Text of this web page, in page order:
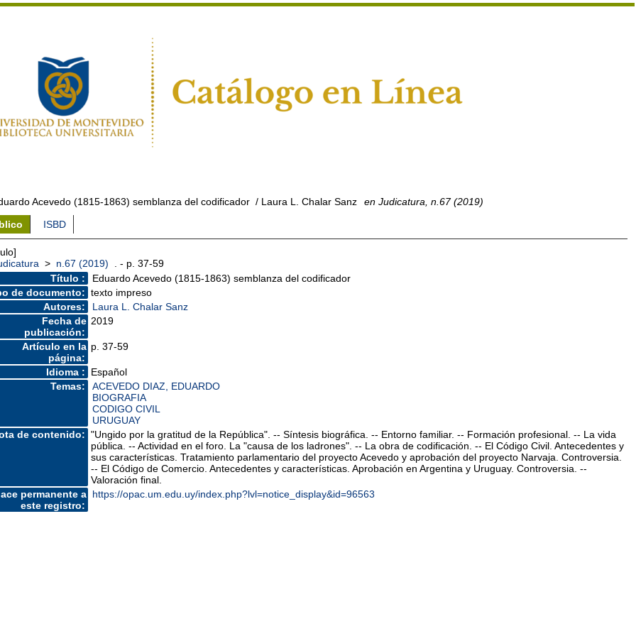
Acevedo (1815-1863) semblanza del codificador / Laura L. Chalar Sanz
en Judicatura, n.67 (2019)
ISBD
> n.67 (2019)
. - p. 37-59
Título :
Eduardo Acevedo (1815-1863) semblanza del codificador
de documento: texto impreso
Autores:
Laura L. Chalar Sanz
Fecha de
publicación:
2019
Artículo en la
página:
p. 37-59
Idioma :
Español
Temas:
ACEVEDO DIAZ, EDUARDO
BIOGRAFIA
CODIGO CIVIL
URUGUAY
de contenido: "Ungido por la gratitud de la República". -- Síntesis biográfica. -- Entorno familiar. -- Formación profesional. -- La vida
pública. -- Actividad en el foro. La "causa de los ladrones". -- La obra de codificación. -- El Código Civil. Antecedentes y
sus características. Tratamiento parlamentario del proyecto Acevedo y aprobación del proyecto Narvaja. Controversia.
-- El Código de Comercio. Antecedentes y características. Aprobación en Argentina y Uruguay. Controversia. --
Valoración final.
permanente a
este registro:
https://opac.um.edu.uy/index.php?lvl=notice_display&id=96563